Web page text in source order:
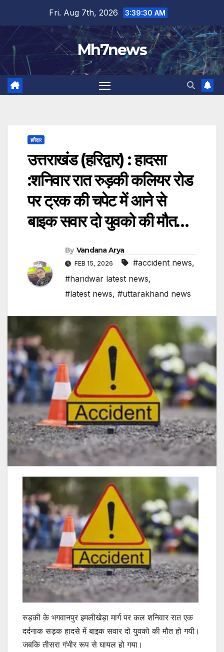
content
Fri. Aug 7th, 2026 3:39:31 AM
Mh7news
हरिद्वार
उत्तराखंड (हरिद्वार) : हादसा
:शनिवार रात रुड़की कलियर रोड
पर ट्रक की चपेट में आने से
बाइक सवार दो युवको की मौत…
By Vandana Arya
FEB 15, 2026 #accident news,
#haridwar latest news,
#latest news, #uttarakhand news
रुड़की के भगवानपुर इमलीखेड़ा मार्ग पर कल शनिवार रात एक
दर्दनाक सड़क हादसे में बाइक सवार दो युवको की मौत हो गयी।
जबकि तीसरा गंभीर रूप से घायल हो गया।